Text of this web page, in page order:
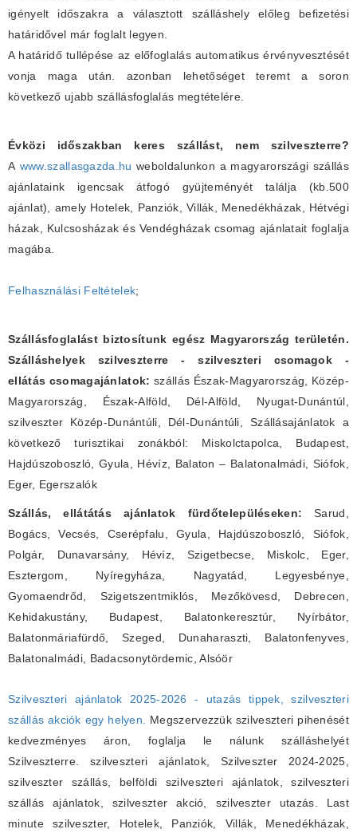
igényelt időszakra a választott szálláshely előleg befizetési
határidővel már foglalt legyen.
A határidő tullépése az előfoglalás automatikus érvényvesztését
vonja maga után. azonban lehetőséget teremt a soron
következő ujabb szállásfoglalás megtételére.
Évközi időszakban keres szállást, nem szilveszterre?
A www.szallasgazda.hu weboldalunkon a magyarországi szállás
ajánlataink igencsak átfogó gyüjteményét találja (kb.500
ajánlat), amely Hotelek, Panziók, Villák, Menedékházak, Hétvégi
házak, Kulcsosházak és Vendégházak csomag ajánlatait foglalja
magába.
Felhasználási Feltételek;
Szállásfoglalást biztosítunk egész Magyarország területén.
Szálláshelyek szilveszterre - szilveszteri csomagok -
ellátás csomagajánlatok: szállás Észak-Magyarország, Közép-
Magyarország, Észak-Alföld, Dél-Alföld, Nyugat-Dunántúl,
szilveszter Közép-Dunántúli, Dél-Dunántúli, Szállásajánlatok a
következő turisztikai zonákból: Miskolctapolca, Budapest,
Hajdúszoboszló, Gyula, Hévíz, Balaton – Balatonalmádi, Siófok,
Eger, Egerszalók
Szállás, ellátátás ajánlatok fürdőtelepüléseken:Sarud,
Bogács, Vecsés, Cserépfalu, Gyula, Hajdúszoboszló, Siófok,
Polgár, Dunavarsány, Hévíz, Szigetbecse, Miskolc, Eger,
Esztergom, Nyíregyháza, Nagyatád, Legyesbénye,
Gyomaendrőd, Szigetszentmiklós, Mezőkövesd, Debrecen,
Kehidakustány, Budapest, Balatonkeresztúr, Nyírbátor,
Balatonmáriafürdő, Szeged, Dunaharaszti, Balatonfenyves,
Balatonalmádi, Badacsonytördemic, Alsóör
Szilveszteri ajánlatok 2025-2026 - utazás tippek, szilveszteri
szállás akciók egy helyen.
Megszervezzük szilveszteri pihenését
kedvezményes áron, foglalja le nálunk szálláshelyét
Szilveszterre. szilveszteri ajánlatok, Szilveszter 2024-2025,
szilveszter szállás, belföldi szilveszteri ajánlatok, szilveszteri
szállás ajánlatok, szilveszter akció, szilveszter utazás. Last
minute szilveszter, Hotelek, Panziók, Villák, Menedékházak,